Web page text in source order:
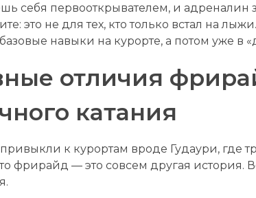
себя первооткрывателем, и адреналин
это не для тех, кто только встал на
навыки на курорте, а потом уже в
отличия
катания
к курортам вроде Гудаури, где
фрирайд — это совсем другая история.